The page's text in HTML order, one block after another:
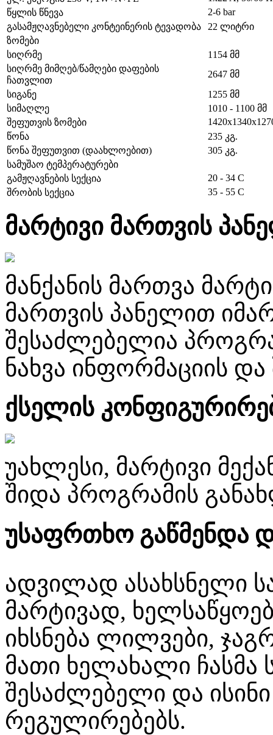
წყლის წნევა
2-6 bar
გასამჟღავნებელი კონტეინერის ტევადობა
22 ლიტრი
ზომები
სიღრმე
1154 მმ
სიღრმე მიმღებ/წამღები დაფების
ჩათვლით
2647 მმ
სიგანე
1255 მმ
სიმაღლე
1010 - 1100 მმ
შეფუთვის ზომები
წონა
235 კგ.
წონა შეფუთვით (დაახლოებით)
305 კგ.
სამუშაო ტემპერატურები
გამჟღავნების სექცია
20 - 34 C
შრობის სექცია
35 - 55 C
მარტივი მართვის
მანქანის მართვა
მართვის პანელით
შესაძლებელია
ნახვა ინფორმაციის და
ქსელის
უახლესი, მარტივი
შიდა პროგრამის
უსაფრთხო გაწმენდა
ადვილად ასახსნელი
მარტივად,
იხსნება ლილვები,
მათი ხელახალი ჩასმა
შესაძლებელი და
რეგულირებებს.